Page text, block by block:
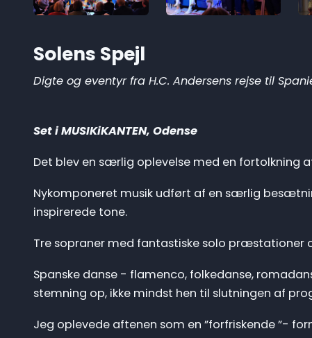
Solens Spejl
Digte og eventyr fra H.C. Andersens rejse til
Set i MUSIKiKANTEN, Odense
Det blev en særlig oplevelse med en fortolkning
Nykomponeret musik udført af en særlig
inspirerede tone.
Tre sopraner med fantastiske solo
Spanske danse - flamenco, folkedanse,
stemning op, ikke mindst hen til slutningen af
Jeg oplevede aftenen som en ”forfriskende ”-